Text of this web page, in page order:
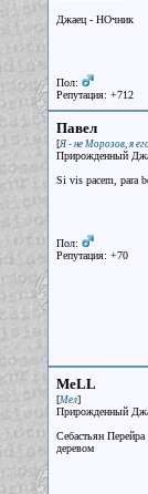
Джаец - НОчник
Пол:
Репутация: +712
Павел
[Я - не Морозов, я
Прирожденный
Si vis pacem, para
Пол:
Репутация: +70
MeLL
[Мел]
Прирожденный
Себастьян
деревом